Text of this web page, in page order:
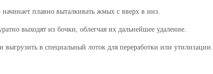
плавно выталкивать жмых с вверх в низ.
выходят из бочки, облегчая их дальнейшее удаление.
в специальный лоток для переработки или утилизации.